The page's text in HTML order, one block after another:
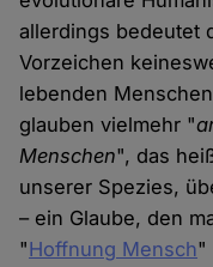
allerdings bedeutet
Vorzeichen
lebenden
glauben vielmehr "
Menschen", das
unserer Spezies,
– ein Glaube, den
"Hoffnung Mensch"